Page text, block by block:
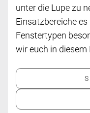
unter die Lupe zu
Einsatzbereiche
Fenstertypen
wir euch in diesem